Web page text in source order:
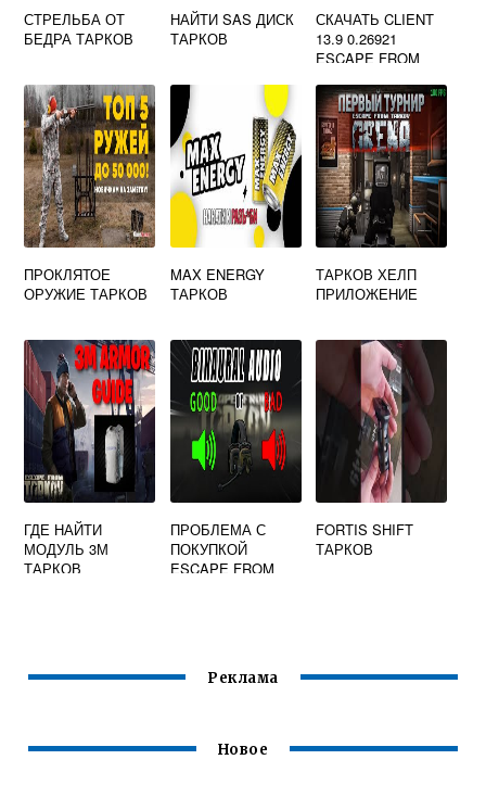
СТРЕЛЬБА ОТ
БЕДРА ТАРКОВ
НАЙТИ SAS ДИСК
ТАРКОВ
СКАЧАТЬ CLIENT
13.9 0.26921
ESCAPE FROM
ПРОКЛЯТОЕ
ОРУЖИЕ ТАРКОВ
MAX ENERGY
ТАРКОВ
ТАРКОВ ХЕЛП
ПРИЛОЖЕНИЕ
ГДЕ НАЙТИ
МОДУЛЬ 3М
ТАРКОВ
ПРОБЛЕМА С
ПОКУПКОЙ
ESCAPE FROM
FORTIS SHIFT
ТАРКОВ
Реклама
Новое